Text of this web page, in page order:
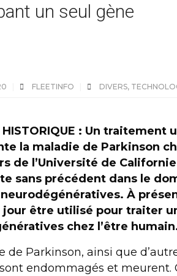
un seul gène
FLEETINFO DIVERS,
: Un traitement
la maladie de Parkinson
de l’Université de
sans précédent dans le
À
jour être utilisé pour traiter
chez l’être
de Parkinson, ainsi que
endommagés et meurent.